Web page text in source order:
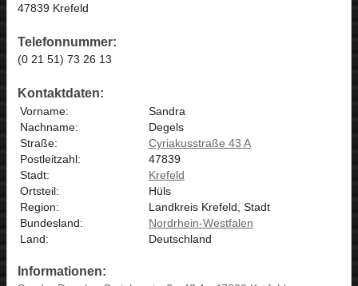
47839 Krefeld
Telefonnummer:
(0 21 51) 73 26 13
Kontaktdaten:
Vorname:
Sandra
Nachname:
Degels
Straße:
Cyriakusstraße 43 A
Postleitzahl:
47839
Stadt:
Krefeld
Ortsteil:
Hüls
Region:
Landkreis Krefeld, Stadt
Bundesland:
Nordrhein-Westfalen
Land:
Deutschland
Informationen: